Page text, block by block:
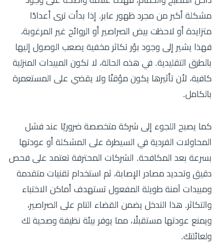
مشكلة أكبر من مجرد ظهور عابر. إذا بدأت ترى أعدادًا
متزايدة أو لاحظت بيض الصراصير أو الروائح غير المرغوبة،
فهذا يشير إلى وجود بؤر تكاثر مخفية يصعب الوصول إليها
بالطرق التقليدية. في هذه الحالة، لا تكون المبيدات المنزلية
كافية، لأن تأثيرها يكون مؤقتًا ولا يقضي على المستعمرة
بالكامل.
كما يصبح اللجوء إلى شركة متخصصة ضروريًا عند فشل
المحاولات الفردية في السيطرة على المشكلة أو عودتها
بسرعة بعد المكافحة. الشركات المحترفة تعتمد على فحص
دقيق وتحديد مصادر الإصابة، ثم استخدام تقنيات متقدمة
ومبيدات آمنة طويلة المفعول تستهدف أماكن الاختباء
والتكاثر. هذا التدخل يضمن القضاء التام على الصراصير،
ويمنع عودتها مستقبلًا، مما يوفر بيئة نظيفة وصحية لك
ولعائلتك.